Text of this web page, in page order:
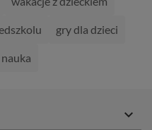
gry dla dzieci
nauka
